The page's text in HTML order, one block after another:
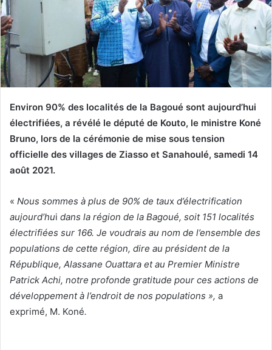
Environ 90% des localités de la Bagoué sont aujourd’hui
électrifiées, a révélé le député de Kouto, le ministre Koné
Bruno, lors de la cérémonie de mise sous tension
officielle des villages de Ziasso et Sanahoulé, samedi 14
août 2021.
« Nous sommes à plus de 90% de taux d’électrification
aujourd’hui dans la région de la Bagoué, soit 151 localités
électrifiées sur 166. Je voudrais au nom de l’ensemble des
populations de cette région, dire au président de la
République, Alassane Ouattara et au Premier Ministre
Patrick Achi, notre profonde gratitude pour ces actions de
développement à l’endroit de nos populations », a
exprimé, M. Koné.